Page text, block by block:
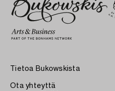
Tietoa Bukowskista
Ota yhteyttä